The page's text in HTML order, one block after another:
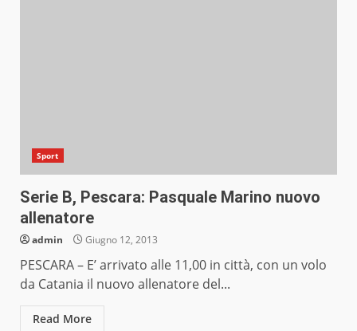
Sport
Serie B, Pescara: Pasquale Marino nuovo
allenatore
admin Giugno 12, 2013
PESCARA – E’ arrivato alle 11,00 in città, con un volo
da Catania il nuovo allenatore del...
Read More